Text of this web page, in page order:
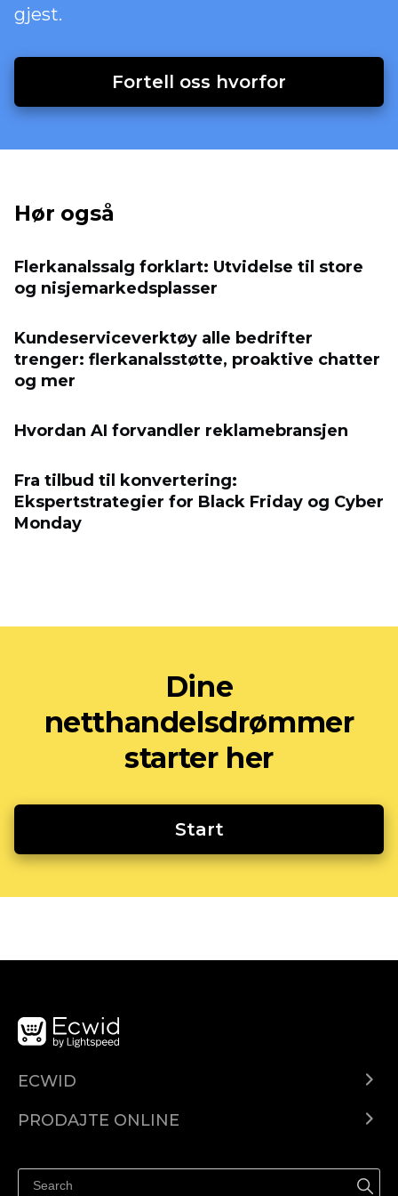
gjest.
Fortell oss hvorfor
Hør også
Flerkanalssalg forklart: Utvidelse til store
og nisjemarkedsplasser
Kundeserviceverktøy alle bedrifter
trenger: flerkanalsstøtte, proaktive chatter
og mer
Hvordan AI forvandler reklamebransjen
Fra tilbud til konvertering:
Ekspertstrategier for Black Friday og Cyber
​​Monday
Dine
netthandelsdrømmer
starter her
Start
ECWID
PRODAJTE ONLINE